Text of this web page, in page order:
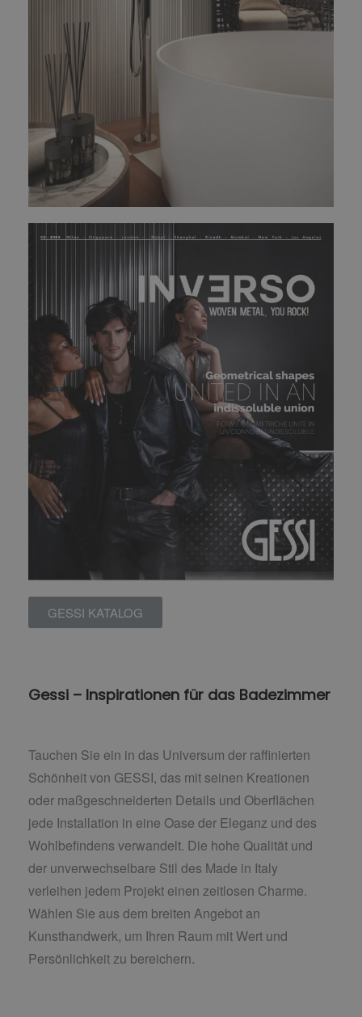
GESSI KATALOG
Gessi – Inspirationen für das Badezimmer
Tauchen Sie ein in das Universum der raffinierten
Schönheit von GESSI, das mit seinen Kreationen
oder maßgeschneiderten Details und Oberflächen
jede Installation in eine Oase der Eleganz und des
Wohlbefindens verwandelt. Die hohe Qualität und
der unverwechselbare Stil des Made in Italy
verleihen jedem Projekt einen zeitlosen Charme.
Wählen Sie aus dem breiten Angebot an
Kunsthandwerk, um Ihren Raum mit Wert und
Persönlichkeit zu bereichern.